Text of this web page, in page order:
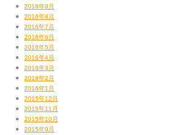
2016年9月
2016年8月
2016年7月
2016年6月
2016年5月
2016年4月
2016年3月
2016年2月
2016年1月
2015年12月
2015年11月
2015年10月
2015年9月